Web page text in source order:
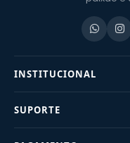
INSTITUCIONAL
SUPORTE